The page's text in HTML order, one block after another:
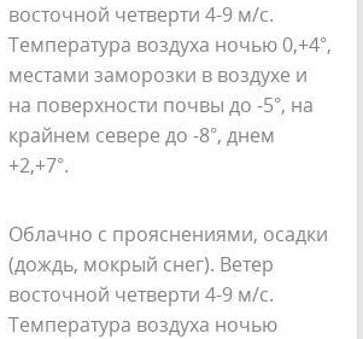
восточной четверти 4-9 м/с.
Температура воздуха ночью 0,+4°,
местами заморозки в воздухе и
на поверхности почвы до -5°, на
крайнем севере до -8°, днем
+2,+7°.
Облачно с прояснениями, осадки
(дождь, мокрый снег). Ветер
восточной четверти 4-9 м/с.
Температура воздуха ночью